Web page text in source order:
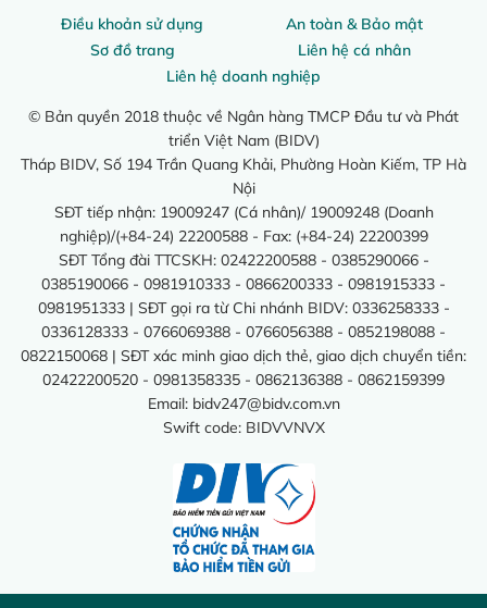
Điều khoản sử dụng
An toàn & Bảo mật
Sơ đồ trang
Liên hệ cá nhân
Liên hệ doanh nghiệp
© Bản quyền 2018 thuộc về Ngân hàng TMCP Đầu tư và Phát
triển Việt Nam (BIDV)
Tháp BIDV, Số 194 Trần Quang Khải, Phường Hoàn Kiếm, TP Hà
Nội
SĐT tiếp nhận: 19009247 (Cá nhân)/ 19009248 (Doanh
nghiệp)/(+84-24) 22200588 - Fax: (+84-24) 22200399
SĐT Tổng đài TTCSKH: 02422200588 - 0385290066 -
0385190066 - 0981910333 - 0866200333 - 0981915333 -
0981951333 | SĐT gọi ra từ Chi nhánh BIDV: 0336258333 -
0336128333 - 0766069388 - 0766056388 - 0852198088 -
0822150068 | SĐT xác minh giao dịch thẻ, giao dịch chuyển tiền:
02422200520 - 0981358335 - 0862136388 - 0862159399
Email: bidv247@bidv.com.vn
Swift code: BIDVVNVX